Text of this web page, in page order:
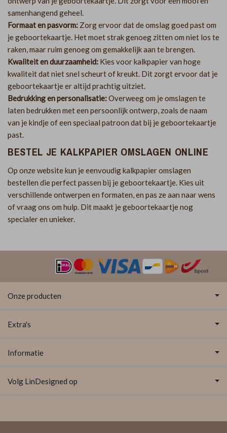
samenhangend geheel.
Formaat en pasvorm: Zorg ervoor dat de omslag goed past om
je geboortekaartje. Het moet strak genoeg zitten om niet los te
raken, maar ruim genoeg om gemakkelijk aan te brengen.
Kwaliteit en duurzaamheid: Kies voor kalkpapier van hoge
kwaliteit dat niet snel scheurt of kreukt. Dit zorgt ervoor dat je
geboortekaartje er altijd prachtig uitziet.
Bedrukking en personalisatie:Overweeg om je omslagen te
laten bedrukken met een persoonlijk ontwerp, zoals de naam
van je kindje of een speciaal patroon dat bij je geboortekaartje
past.
BESTEL JE KALKPAPIER OMSLAGEN ONLINE
Op onze website kun je eenvoudig kalkpapier omslagen
bestellen die perfect passen bij je geboortekaartje. Kies uit
verschillende ontwerpen en formaten, en pas ze aan naar wens
of vraag ons om hulp. Dit maakt je geboortekaartje nog
specialer en unieker.
Onze producten
Extra's
Informatie
Volg LinDesigned op